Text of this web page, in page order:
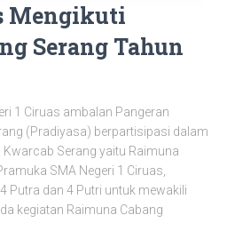
Mengikuti
Serang Tahun
1 Ciruas ambalan Pangeran
(Pradiyasa) berpartisipasi dalam
Serang yaitu Raimuna
SMA Negeri 1 Ciruas,
Putra dan 4 Putri untuk mewakili
kegiatan Raimuna Cabang